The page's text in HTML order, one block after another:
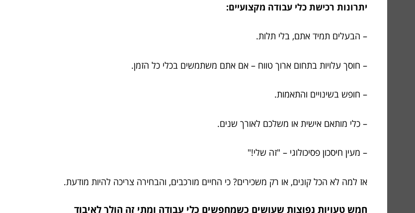
יתרונות רכישת כלי עבודה מקצועיים:
– הבעלים תמיד אתם, בלי תלות.
– חוסך עלויות בתחום ארוך טווח – אם אתם משתמשים בכלי כל הזמן.
– חופש בשינויים והתאמות.
– כלי מותאם אישית או משלכם לאורך שנים.
– מעין חיסכון פסיכולוגי – "זה שלי!"
אז למה לא הכל קונים, או רק משכירים? כי החיים מורכבים, והבחירה צריכה להיות מודעת.
חמש טעויות נפוצות שעושים כשמחפשים כלי עבודה ומתי זה הולך לאיבוד